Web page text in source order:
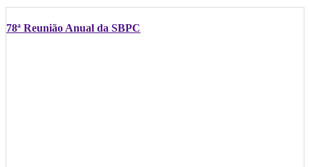
78ª Reunião Anual da SBPC